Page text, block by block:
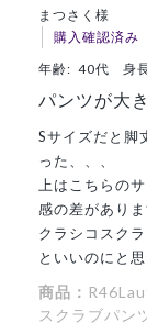
まつさく様
購入確認済み
年齢: 40代 身
パンツが大
Sサイズだと脚
った、、、
上はこちらの
感の差がありま
クラシコスク
といいのにと思
商品：
スクラブパン